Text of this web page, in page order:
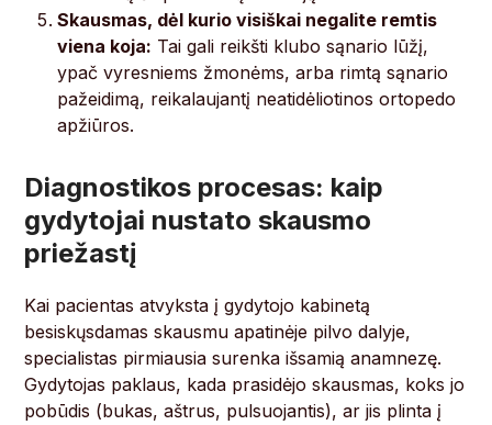
Skausmas, dėl kurio visiškai negalite remtis
viena koja: Tai gali reikšti klubo sąnario lūžį,
ypač vyresniems žmonėms, arba rimtą sąnario
pažeidimą, reikalaujantį neatidėliotinos ortopedo
apžiūros.
Diagnostikos procesas: kaip
gydytojai nustato skausmo
priežastį
Kai pacientas atvyksta į gydytojo kabinetą
besiskųsdamas skausmu apatinėje pilvo dalyje,
specialistas pirmiausia surenka išsamią anamnezę.
Gydytojas paklaus, kada prasidėjo skausmas, koks jo
pobūdis (bukas, aštrus, pulsuojantis), ar jis plinta į